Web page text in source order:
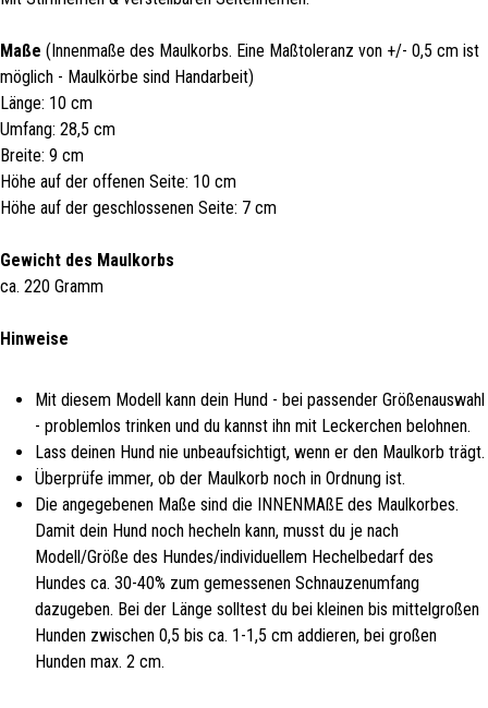
Maße (Innenmaße des Maulkorbs. Eine Maßtoleranz von +/- 0,5 cm ist
möglich - Maulkörbe sind Handarbeit)
Länge: 10 cm
Umfang: 28,5 cm
Breite: 9 cm
Höhe auf der offenen Seite: 10 cm
Höhe auf der geschlossenen Seite: 7 cm
Gewicht des Maulkorbs
ca. 220 Gramm
Hinweise
Mit diesem Modell kann dein Hund - bei passender Größenauswahl
- problemlos trinken und du kannst ihn mit Leckerchen belohnen.
Lass deinen Hund nie unbeaufsichtigt, wenn er den Maulkorb trägt.
Überprüfe immer, ob der Maulkorb noch in Ordnung ist.
Die angegebenen Maße sind die INNENMAßE des Maulkorbes.
Damit dein Hund noch hecheln kann, musst du je nach
Modell/Größe des Hundes/individuellem Hechelbedarf des
Hundes ca. 30-40% zum gemessenen Schnauzenumfang
dazugeben. Bei der Länge solltest du bei kleinen bis mittelgroßen
Hunden zwischen 0,5 bis ca. 1-1,5 cm addieren, bei großen
Hunden max. 2 cm.